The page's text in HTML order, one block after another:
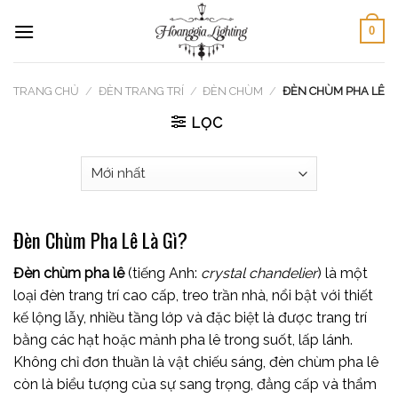
0
TRANG CHỦ / ĐÈN TRANG TRÍ / ĐÈN CHÙM / ĐÈN CHÙM PHA LÊ
LỌC
Đèn Chùm Pha Lê Là Gì?
Đèn chùm pha lê(tiếng Anh: crystal chandelier) là một
loại đèn trang trí cao cấp, treo trần nhà, nổi bật với thiết
kế lộng lẫy, nhiều tầng lớp và đặc biệt là được trang trí
bằng các hạt hoặc mảnh pha lê trong suốt, lấp lánh.
Không chỉ đơn thuần là vật chiếu sáng, đèn chùm pha lê
còn là biểu tượng của sự sang trọng, đẳng cấp và thẩm